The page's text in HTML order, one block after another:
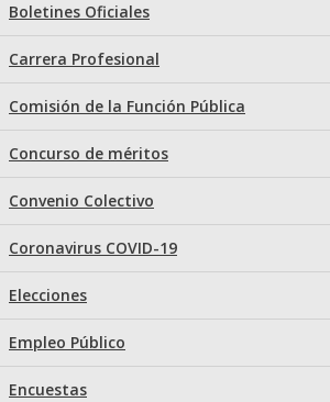
Boletines Oficiales
Carrera Profesional
Comisión de la Función Pública
Concurso de méritos
Convenio Colectivo
Coronavirus COVID-19
Elecciones
Empleo Público
Encuestas